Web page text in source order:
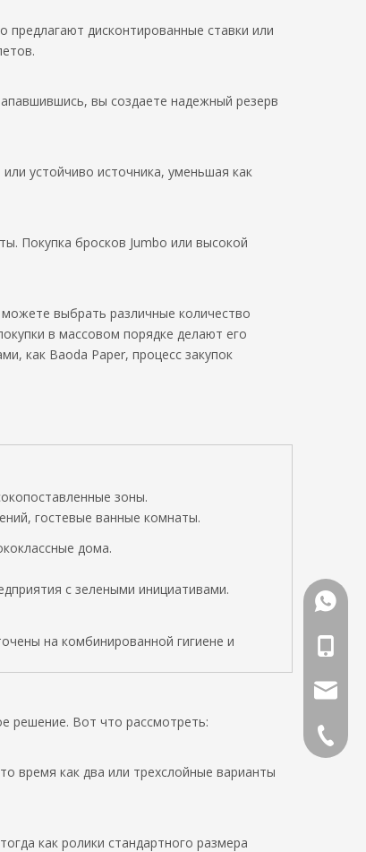
дисконтированные ставки или
вы создаете надежный резерв
устойчиво источника, уменьшая как
Покупка бросков Jumbo или высокой
выбрать различные количество
в массовом порядке делают его
как Baoda Paper, процесс закупок
зоны.
гостевые ванные комнаты.
дома.
с зелеными инициативами.
на комбинированной гигиене и
решение. Вот что рассмотреть:
время как два или трехслойные варианты
как ролики стандартного размера
Тел.